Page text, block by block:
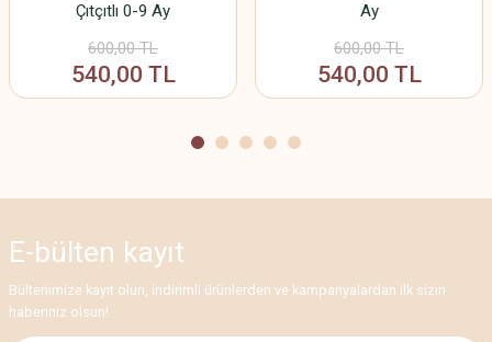
Çıtçıtlı 0-9 Ay
600,00 TL
540,00 TL
Ay
600,00 TL
540,00 TL
E-bülten kayıt
Bültenimize kayıt olun, indirimli ürünlerden ve kampanyalardan ilk sizin
haberiniz olsun!